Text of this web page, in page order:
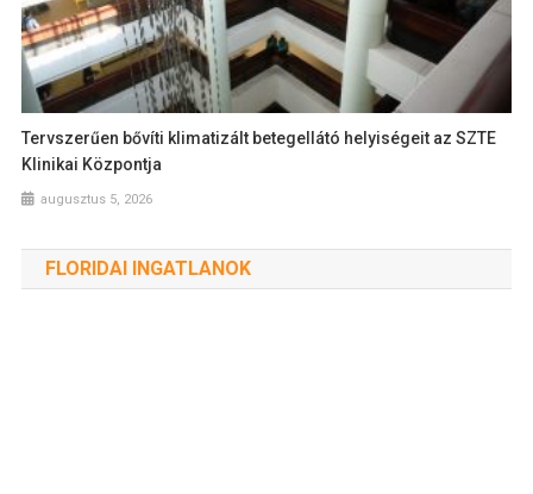
Tervszerűen bővíti klimatizált betegellátó helyiségeit az SZTE
Klinikai Központja
augusztus 5, 2026
FLORIDAI INGATLANOK